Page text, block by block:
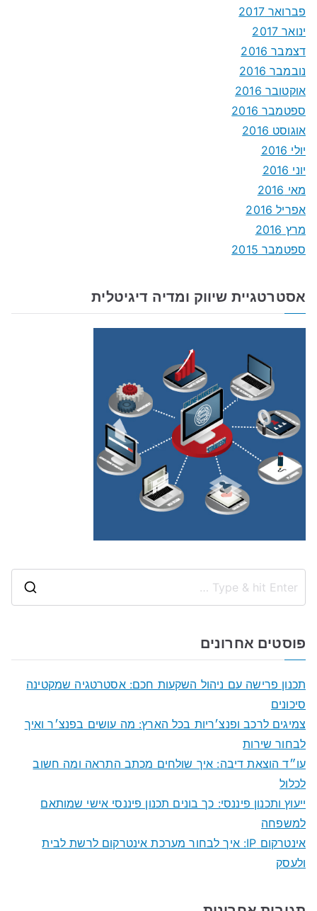
פברואר 2017
ינואר 2017
דצמבר 2016
נובמבר 2016
אוקטובר 2016
ספטמבר 2016
אוגוסט 2016
יולי 2016
יוני 2016
מאי 2016
אפריל 2016
מרץ 2016
ספטמבר 2015
אסטרטגיית שיווק ומדיה דיגיטלית
פוסטים אחרונים
תכנון פרישה עם ניהול השקעות חכם: אסטרטגיה שמקטינה
סיכונים
צמיגים לרכב ופנצ׳ריות בכל הארץ: מה עושים בפנצ׳ר ואיך
לבחור שירות
עו״ד הוצאת דיבה: איך שולחים מכתב התראה ומה חשוב
לכלול
ייעוץ ותכנון פיננסי: כך בונים תכנון פיננסי אישי שמותאם
למשפחה
אינטרקום IP: איך לבחור מערכת אינטרקום לרשת לבית
ולעסק